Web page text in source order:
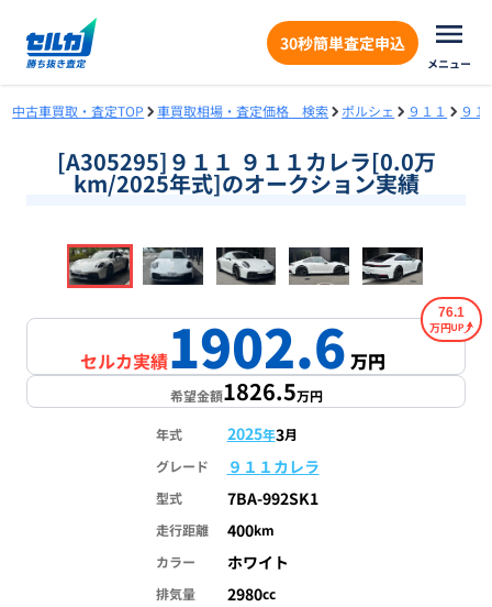
30秒簡単査定申込
メニュー
中古車買取・査定TOP 車買取相場・査定価格 検索 ポルシェ ９１１ ９
[A305295]９１１ ９１１カレラ[0.0万
km/2025年式]のオークション実績
1/19
セルカ実績1902.6万円
76.1
万円
希望金額1826.5万円
年式 2025年3月
グレード
９１１カレラ
型式 7BA-992SK1
走行距離 400km
カラー
ホワイト
排気量 2980cc